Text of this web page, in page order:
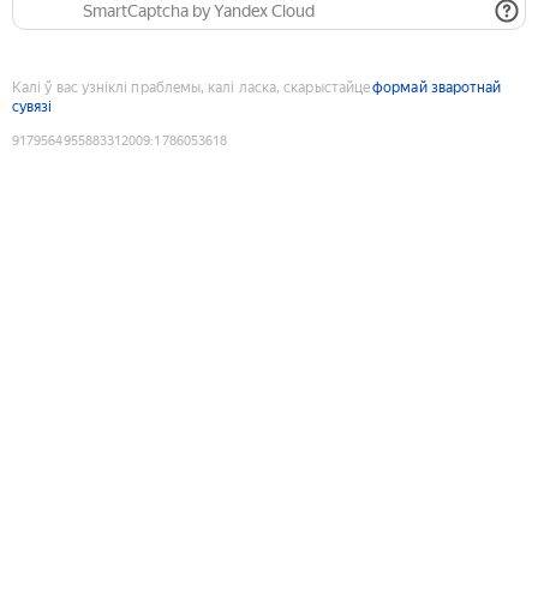
SmartCaptcha by Yandex Cloud
Калі ў вас узніклі праблемы, калі ласка, скарыстайцеформай зваротнай
сувязі
9179564955883312009:1786053618